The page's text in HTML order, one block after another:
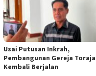
Usai Putusan Inkrah,
Pembangunan Gereja Toraja
Kembali Berjalan